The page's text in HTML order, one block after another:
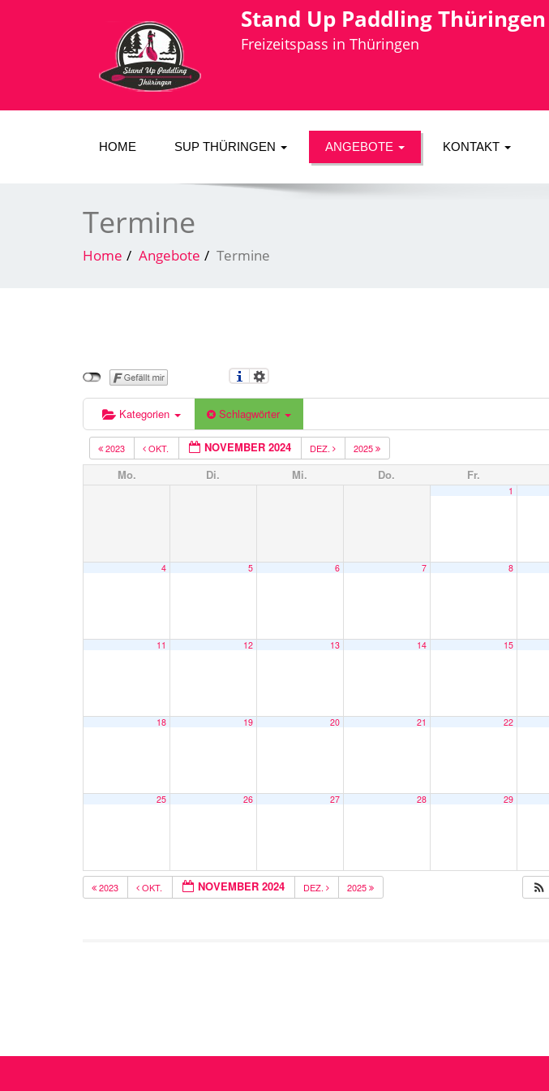
Stand Up Paddling Thüringen
Freizeitspass in Thüringen
HOME SUP THÜRINGEN ANGEBOTE KONTAKT
Termine
Home Angebote Termine
Kategorien Schlagwörter
2023 OKT. NOVEMBER 2024 DEZ. 2025
Mo. Di. Mi. Do. Fr.
1
4 5 6 7 8
11 12 13 14 15
18 19 20 21 22
25 26 27 28 29
2023 OKT. NOVEMBER 2024 DEZ. 2025